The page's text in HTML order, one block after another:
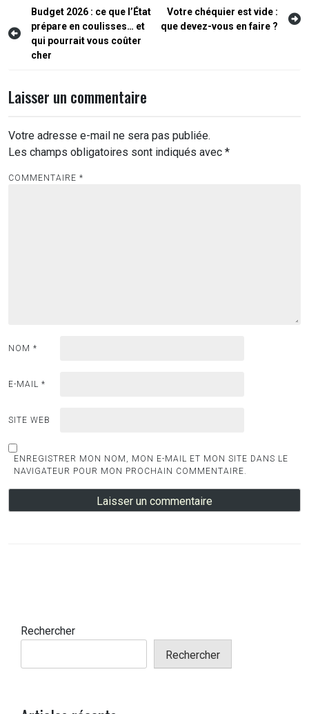
Navigation
de
l’article
Budget 2026 : ce que l’État
prépare en coulisses… et
qui pourrait vous coûter
cher
Votre chéquier est vide :
que devez-vous en faire ?
Laisser un commentaire
Votre adresse e-mail ne sera pas publiée.
Les champs obligatoires sont indiqués avec *
COMMENTAIRE *
NOM *
E-MAIL *
SITE WEB
ENREGISTRER MON NOM, MON E-MAIL ET MON SITE DANS LE
NAVIGATEUR POUR MON PROCHAIN COMMENTAIRE.
Rechercher
Rechercher